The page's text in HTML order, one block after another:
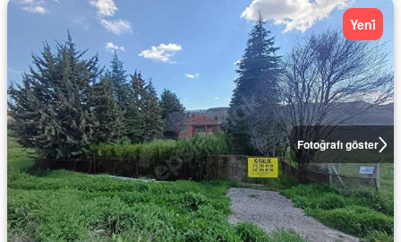
Fotoğrafı göster
Yeni̇